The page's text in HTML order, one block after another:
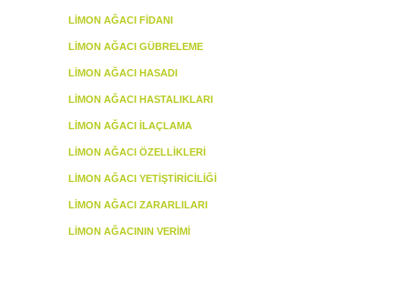
LIMON AĞACI FIDANI
LIMON AĞACI GÜBRELEME
LIMON AĞACI HASADI
LIMON AĞACI HASTALIKLARI
LIMON AĞACI İLAÇLAMA
LIMON AĞACI ÖZELLIKLERI
LIMON AĞACI YETIŞTIRICILIĞI
LIMON AĞACI ZARARLILARI
LIMON AĞACININ VERIMI